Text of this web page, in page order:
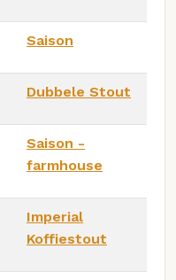
Saison
Dubbele Stout
Saison -
farmhouse
Imperial
Koffiestout